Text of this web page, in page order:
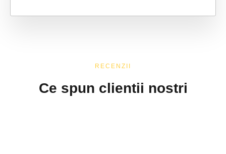
RECENZII
Ce spun clientii nostri